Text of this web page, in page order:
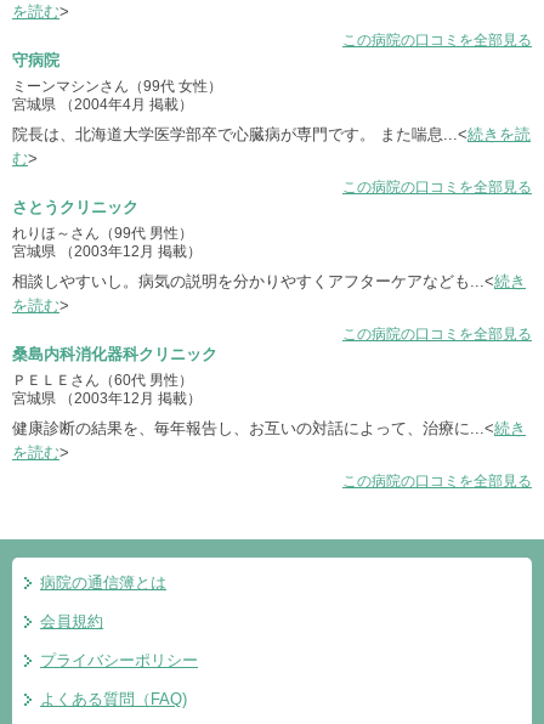
を読む>
この病院の口コミを全部見る
守病院
ミーンマシンさん（99代 女性）
宮城県 （2004年4月 掲載）
院長は、北海道大学医学部卒で心臓病が専門です。 また喘息...<続きを読
む>
この病院の口コミを全部見る
さとうクリニック
れりほ～さん（99代 男性）
宮城県 （2003年12月 掲載）
相談しやすいし。病気の説明を分かりやすくアフターケアなども...<続き
を読む>
この病院の口コミを全部見る
桑島内科消化器科クリニック
ＰＥＬＥさん（60代 男性）
宮城県 （2003年12月 掲載）
健康診断の結果を、毎年報告し、お互いの対話によって、治療に...<続き
を読む>
この病院の口コミを全部見る
病院の通信簿とは
会員規約
プライバシーポリシー
よくある質問（FAQ)